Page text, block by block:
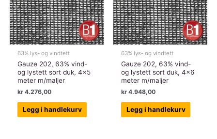
63% lys- og vindtett
Gauze 202, 63% vind-
og lystett sort duk, 4×5
meter m/maljer
kr 4.276,00
Legg i handlekurv
63% lys- og vindtett
Gauze 202, 63% vind-
og lystett sort duk, 4×6
meter m/maljer
kr 4.948,00
Legg i handlekurv